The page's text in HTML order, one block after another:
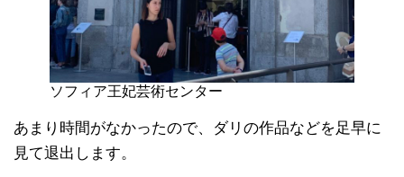
ソフィア王妃芸術センター
あまり時間がなかったので、ダリの作品などを足早に
見て退出します。